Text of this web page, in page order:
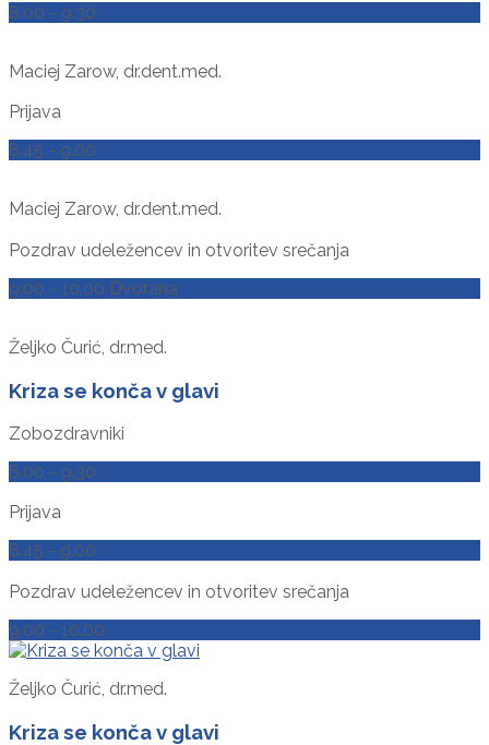
8.00 - 9.30
Maciej Zarow, dr.dent.med.
Prijava
8.45 - 9.00
Maciej Zarow, dr.dent.med.
Pozdrav udeležencev in otvoritev srečanja
9.00 - 10.00 Dvorana
Željko Čurić, dr.med.
Kriza se konča v glavi
Zobozdravniki
8.00 - 9.30
Prijava
8.45 - 9.00
Pozdrav udeležencev in otvoritev srečanja
9.00 - 10.00
Željko Čurić, dr.med.
Kriza se konča v glavi